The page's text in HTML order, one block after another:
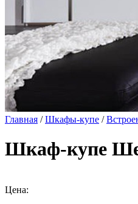
Главная /Шкафы-купе /
Шкаф-купе
Цена: